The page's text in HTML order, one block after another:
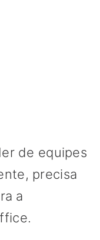
de equipes
precisa
a